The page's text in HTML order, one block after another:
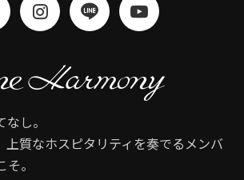
し。
上質なホスピタリティを奏でるメンバ
。